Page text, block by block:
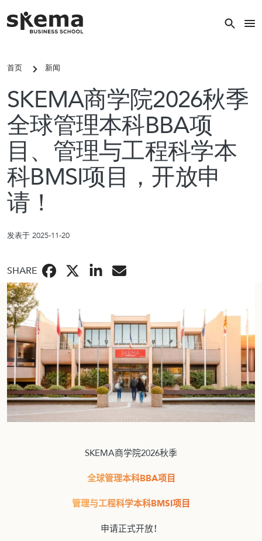
关键词搜索
搜索
热门搜索
常见的关键词
金融
首页
新闻
SKEMA商学院2026秋季
全球管理本科BBA项
目、管理与工程科学本
科BMSI项目，开放申
请！
发表于 2025-11-20
SHARE
SKEMA商学院2026秋季
全球管理本科BBA项目
管理与工程科学本科BMSI项目
申请正式开放！